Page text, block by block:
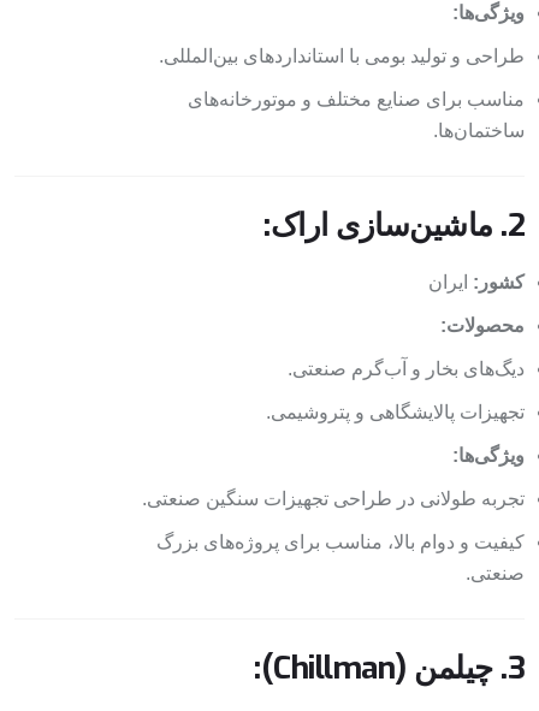
ویژگی‌ها:
طراحی و تولید بومی با استانداردهای بین‌المللی.
مناسب برای صنایع مختلف و موتورخانه‌های
ساختمان‌ها.
2. ماشین‌سازی اراک:
کشور: ایران
محصولات:
دیگ‌های بخار و آب‌گرم صنعتی.
تجهیزات پالایشگاهی و پتروشیمی.
ویژگی‌ها:
تجربه طولانی در طراحی تجهیزات سنگین صنعتی.
کیفیت و دوام بالا، مناسب برای پروژه‌های بزرگ
صنعتی.
3. چیلمن (Chillman):